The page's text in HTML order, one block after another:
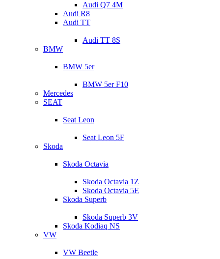
Audi Q7 4M
Audi R8
Audi TT
Audi TT 8S
BMW
BMW 5er
BMW 5er F10
Mercedes
SEAT
Seat Leon
Seat Leon 5F
Skoda
Skoda Octavia
Skoda Octavia 1Z
Skoda Octavia 5E
Skoda Superb
Skoda Superb 3V
Skoda Kodiaq NS
VW
VW Beetle